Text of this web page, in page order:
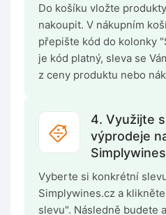
Do košíku vložte
nakoupit. V nákupním
přepište kód do kolonky
je kód platný, sleva se
z ceny produktu nebo
4. Využijte
výprodeje
Vyberte si konkrétní
Simplywines.cz a
slevu". Následně budete